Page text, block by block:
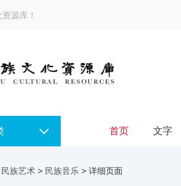
源库！
首页 文字
民族艺术 > 民族音乐 > 详细页面